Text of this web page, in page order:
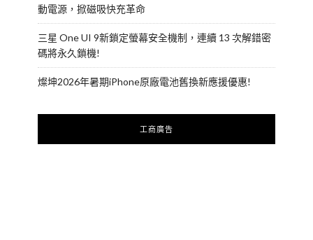
動電源，掀磁吸快充革命
三星 One UI 9新鎖定螢幕安全機制，連續 13 次解錯密
碼將永久鎖機!
燦坤2026年暑期iPhone原廠電池舊換新應援優惠!
工商廣告